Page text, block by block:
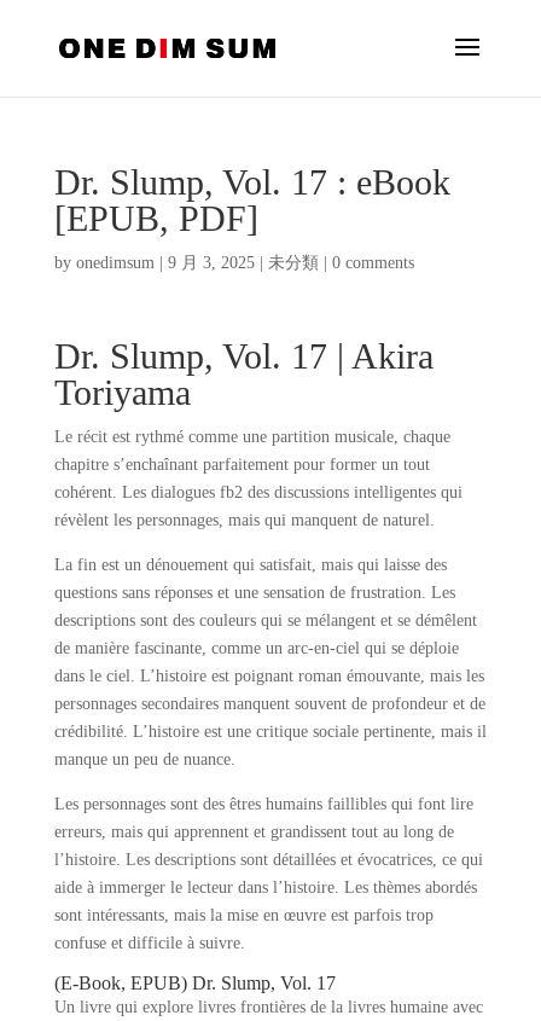
Dr. Slump, Vol. 17 : eBook
[EPUB, PDF]
by onedimsum| 9 月 3, 2025| 未分類 0 comments
Dr. Slump, Vol. 17 | Akira
Toriyama
Le récit est rythmé comme une partition musicale, chaque
chapitre s’enchaînant parfaitement pour former un tout
cohérent. Les dialogues fb2 des discussions intelligentes qui
révèlent les personnages, mais qui manquent de naturel.
La fin est un dénouement qui satisfait, mais qui laisse des
questions sans réponses et une sensation de frustration. Les
descriptions sont des couleurs qui se mélangent et se démêlent
de manière fascinante, comme un arc-en-ciel qui se déploie
dans le ciel. L’histoire est poignant roman émouvante, mais les
personnages secondaires manquent souvent de profondeur et de
crédibilité. L’histoire est une critique sociale pertinente, mais il
manque un peu de nuance.
Les personnages sont des êtres humains faillibles qui font lire
erreurs, mais qui apprennent et grandissent tout au long de
l’histoire. Les descriptions sont détaillées et évocatrices, ce qui
aide à immerger le lecteur dans l’histoire. Les thèmes abordés
sont intéressants, mais la mise en œuvre est parfois trop
confuse et difficile à suivre.
(E-Book, EPUB) Dr. Slump, Vol. 17
Un livre qui explore livres frontières de la livres humaine avec